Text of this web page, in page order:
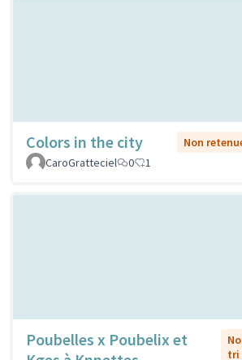
Colors in the city
Non
CaroGratteciel
0 1
Poubelles x Poubelix et
tri